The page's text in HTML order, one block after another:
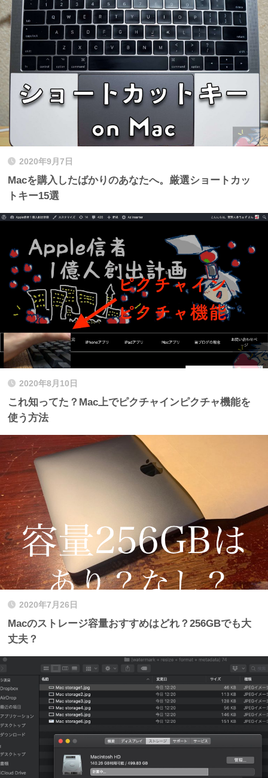
2020年9月7日
Macを購入したばかりのあなたへ。厳選ショートカッ
トキー15選
2020年8月10日
これ知ってた？Mac上でピクチャインピクチャ機能を
使う方法
2020年7月26日
Macのストレージ容量おすすめはどれ？256GBでも大
丈夫？